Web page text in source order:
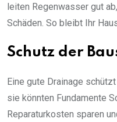
leiten Regenwasser gut
Schäden. So bleibt Ihr
Schutz der
Eine gute Drainage
sie könnten Fundamente
Reparaturkosten sparen